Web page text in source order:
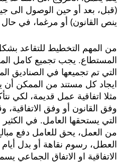
format_underlined
links
(قبل، بعد أو حين الوصول الى
ينص القانون) أو مرغما، في حال
من المهم التخطيط للتقاعد
المستطاع. يجب تجميع كامل
التي تم تجميعها في الصناديق
ايجاد كل مستند من الممكن أن
مثلا اتفاقية عمل قديمة، لكي
وفق القانون أو وفق الاتفاقية،
التي يستحقها العامل. في
من العمل، يحق للعامل دفع
العطل، رسوم نقاهة أو بدل
الاتفاقية او الاتفاق الجماعي